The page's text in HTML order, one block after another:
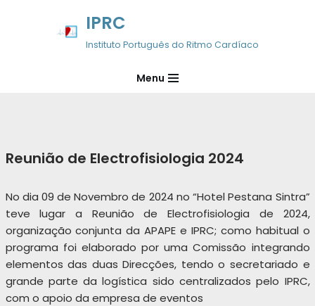
IPRC
Instituto Português do Ritmo Cardíaco
Menu
Reunião de Electrofisiologia 2024
No dia 09 de Novembro de 2024 no “Hotel Pestana Sintra”
teve lugar a Reunião de Electrofisiologia de 2024,
organização conjunta da APAPE e IPRC; como habitual o
programa foi elaborado por uma Comissão integrando
elementos das duas Direcções, tendo o secretariado e
grande parte da logística sido centralizados pelo IPRC,
com o apoio da empresa de eventos